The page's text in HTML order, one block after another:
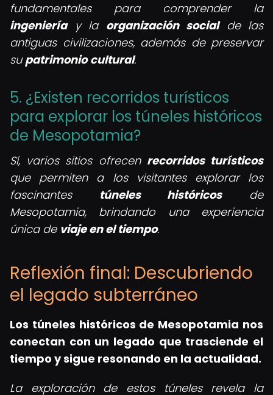
fundamentales para comprender la
ingenieríay la organización socialde las
antiguas civilizaciones, además de preservar
supatrimonio cultural.
5. ¿Existen recorridos turísticos
para explorar los túneles históricos
de Mesopotamia?
Sí, varios sitios ofrecen recorridos turísticos
que permiten a los visitantes explorar los
fascinantes túneles históricosde
Mesopotamia, brindando una experiencia
única de viaje en el tiempo.
Reflexión final: Descubriendo
el legado subterráneo
Los túneles históricos de Mesopotamia nos
conectan con un legado que trasciende el
tiempo y sigue resonando en la actualidad.
La exploración de estos túneles revela la